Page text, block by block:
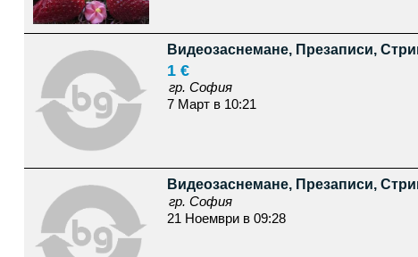
Видеозаснемане, Презаписи,
1 €
гр. София
7 Март в 10:21
Видеозаснемане, Презаписи,
гр. София
21 Ноември в 09:28